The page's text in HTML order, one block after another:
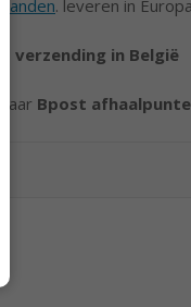
landen. leveren in
verzending in België
Bpost